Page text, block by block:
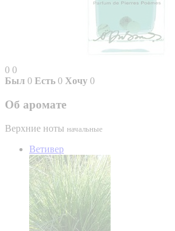
0 0
Был 0 Есть 0 Хочу 0
Об аромате
Верхние ноты начальные
Ветивер